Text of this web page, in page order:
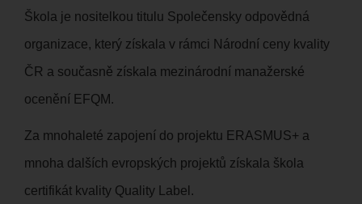
Škola je nositelkou titulu Společensky odpovědná
organizace, který získala v rámci Národní ceny kvality
ČR a současně získala mezinárodní manažerské
ocenění EFQM.
Za mnohaleté zapojení do projektu ERASMUS+ a
mnoha dalších evropských projektů získala škola
certifikát kvality Quality Label.